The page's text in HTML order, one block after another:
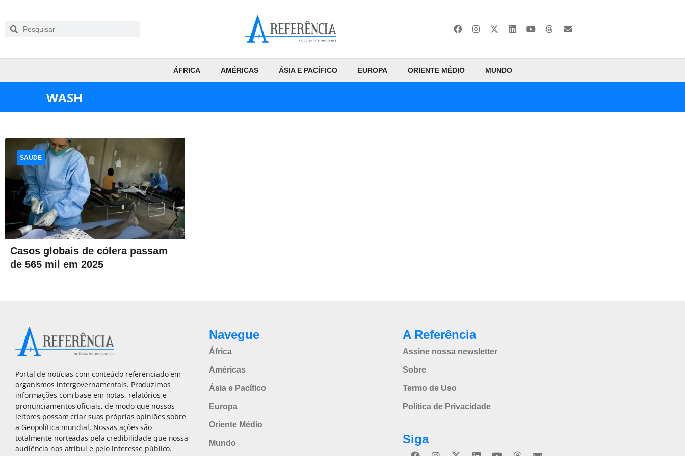
ÁFRICA AMÉRICAS ÁSIA E PACÍFICO EUROPA ORIENTE MÉDIO MUNDO
WASH
Casos globais de cólera passam
de 565 mil em 2025
SAÚDE
Portal de notícias com conteúdo referenciado em
organismos intergovernamentais. Produzimos
informações com base em notas, relatórios e
pronunciamentos oficiais, de modo que nossos
leitores possam criar suas próprias opiniões sobre
a Geopolítica mundial. Nossas ações são
totalmente norteadas pela credibilidade que nossa
audiência nos atribui e pelo interesse público.
Navegue
África
Américas
Ásia e Pacífico
Europa
Oriente Médio
Mundo
A Referência
Assine nossa newsletter
Sobre
Termo de Uso
Política de Privacidade
Siga